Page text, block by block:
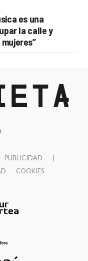
es una
la calle y
PUBLICIDAD
COOKIES